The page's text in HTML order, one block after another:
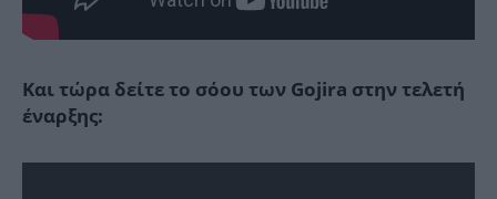
Και τώρα δείτε το σόου των Gojira στην τελετή
έναρξης: